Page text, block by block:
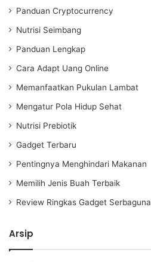
Panduan Cryptocurrency
Nutrisi Seimbang
Panduan Lengkap
Cara Adapt Uang Online
Memanfaatkan Pukulan Lambat
Mengatur Pola Hidup Sehat
Nutrisi Prebiotik
Gadget Terbaru
Pentingnya Menghindari Makanan
Memilih Jenis Buah Terbaik
Review Ringkas Gadget Serbaguna
Arsip